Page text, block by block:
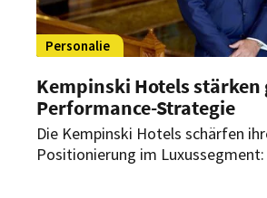
Personalie
Kempinski Hotels stärken
Performance-Strategie
Die Kempinski Hotels schärfen
Positionierung im